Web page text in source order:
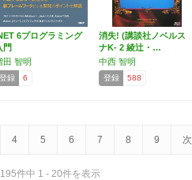
6プログラミング
門
田 智明
登録 6
消失! (講談社ノベルス
ナK- 2 綾辻・…
中西 智明
登録 588
4 5 6 7 8 9 次
件中 1 - 20件を表示